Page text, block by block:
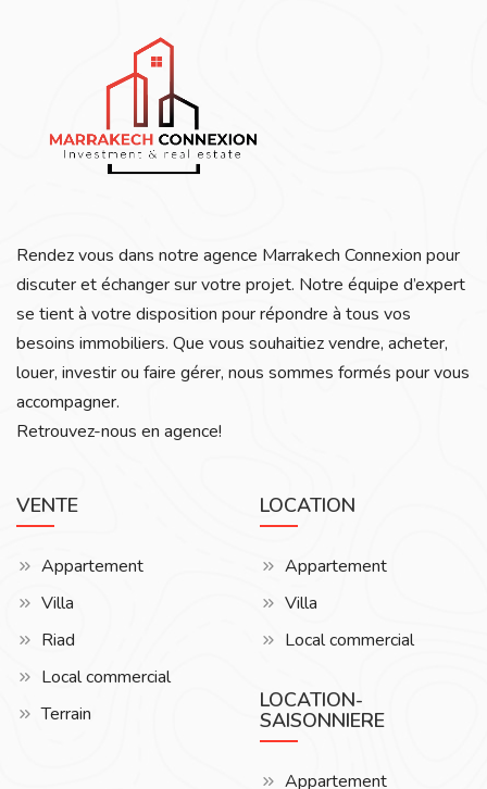
Rendez vous dans notre agence Marrakech Connexion pour
discuter et échanger sur votre projet. Notre équipe d’expert
se tient à votre disposition pour répondre à tous vos
besoins immobiliers. Que vous souhaitiez vendre, acheter,
louer, investir ou faire gérer, nous sommes formés pour vous
accompagner.
Retrouvez-nous en agence!
VENTE
Appartement
Villa
Riad
Local commercial
Terrain
LOCATION
Appartement
Villa
Local commercial
LOCATION-
SAISONNIERE
Appartement